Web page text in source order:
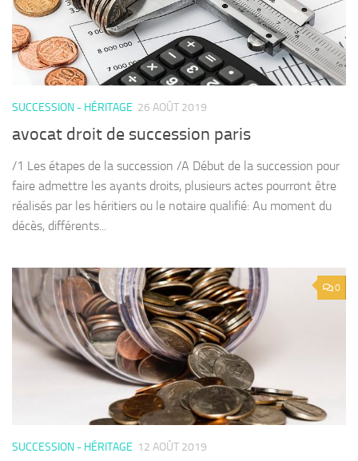
SUCCESSION - HÉRITAGE 26 AOÛT 2019
avocat droit de succession paris
/1 Les étapes de la succession /A Début de la succession pour
faire admettre les ayants droits, plusieurs actes pourront être
réalisés par les héritiers ou le notaire qualifié: Au moment du
décès, différents...
0
SUCCESSION - HÉRITAGE 12 AOÛT 2019